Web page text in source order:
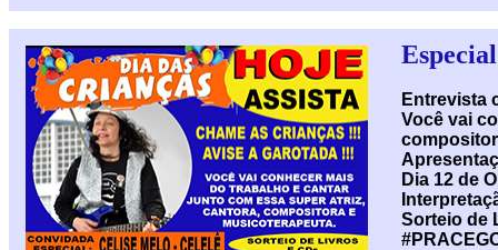
Entrevista
Você vai
Dia 12 de
Sorteio de